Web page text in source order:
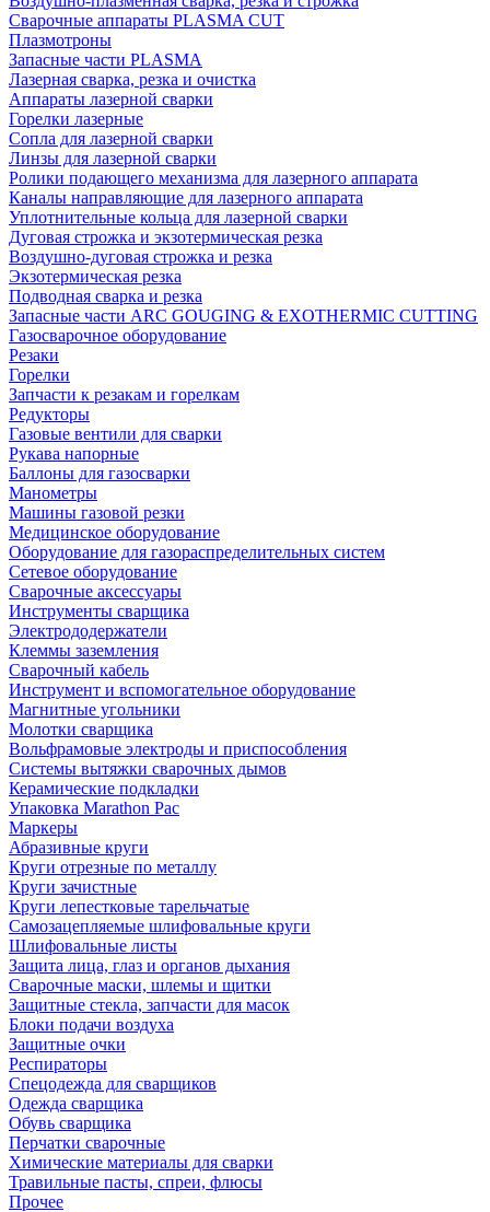
Сварочные аппараты PLASMA CUT
Плазмотроны
Запасные части PLASMA
Лазерная сварка, резка и очистка
Аппараты лазерной сварки
Горелки лазерные
Сопла для лазерной сварки
Линзы для лазерной сварки
Ролики подающего механизма для лазерного аппарата
Каналы направляющие для лазерного аппарата
Уплотнительные кольца для лазерной сварки
Дуговая строжка и экзотермическая резка
Воздушно-дуговая строжка и резка
Экзотермическая резка
Подводная сварка и резка
Запасные части ARC GOUGING & EXOTHERMIC CUTTING
Газосварочное оборудование
Резаки
Горелки
Запчасти к резакам и горелкам
Редукторы
Газовые вентили для сварки
Рукава напорные
Баллоны для газосварки
Манометры
Машины газовой резки
Медицинское оборудование
Оборудование для газораспределительных систем
Сетевое оборудование
Сварочные аксессуары
Инструменты сварщика
Электрододержатели
Клеммы заземления
Сварочный кабель
Инструмент и вспомогательное оборудование
Магнитные угольники
Молотки сварщика
Вольфрамовые электроды и приспособления
Системы вытяжки сварочных дымов
Керамические подкладки
Упаковка Marathon Pac
Маркеры
Абразивные круги
Круги отрезные по металлу
Круги зачистные
Круги лепестковые тарельчатые
Самозацепляемые шлифовальные круги
Шлифовальные листы
Защита лица, глаз и органов дыхания
Сварочные маски, шлемы и щитки
Защитные стекла, запчасти для масок
Блоки подачи воздуха
Защитные очки
Респираторы
Спецодежда для сварщиков
Одежда сварщика
Обувь сварщика
Перчатки сварочные
Химические материалы для сварки
Травильные пасты, спреи, флюсы
Прочее